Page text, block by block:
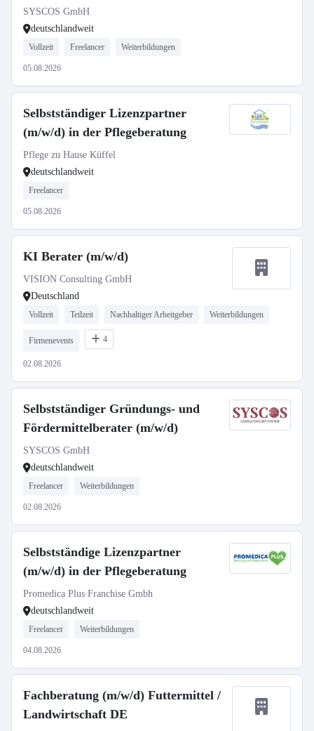
SYSCOS GmbH
deutschlandweit
Vollzeit Freelancer Weiterbildungen
05.08.2026
Selbstständiger Lizenzpartner
(m/w/d) in der Pflegeberatung
Pflege zu Hause Küffel
deutschlandweit
Freelancer
05.08.2026
KI Berater (m/w/d)
VISION Consulting GmbH
Deutschland
Vollzeit Teilzeit Nachhaltiger Arbeitgeber Weiterbildungen
Firmenevents 4
02.08.2026
Selbstständiger Gründungs- und
Fördermittelberater (m/w/d)
SYSCOS GmbH
deutschlandweit
Freelancer Weiterbildungen
02.08.2026
Selbstständige Lizenzpartner
(m/w/d) in der Pflegeberatung
Promedica Plus Franchise Gmbh
deutschlandweit
Freelancer Weiterbildungen
04.08.2026
Fachberatung (m/w/d) Futtermittel /
Landwirtschaft DE